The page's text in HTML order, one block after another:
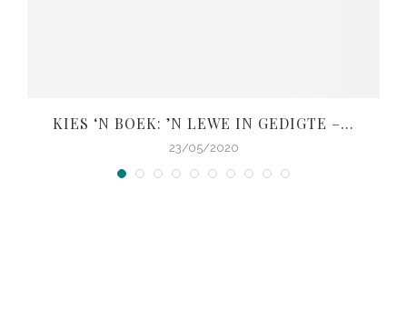
KIES ‘N BOEK: ’N LEWE IN GEDIGTE –...
23/05/2020